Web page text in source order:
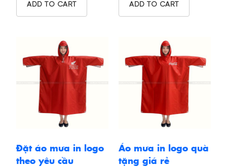
ADD TO CART ADD TO CART
Đặt áo mưa in logo
theo yêu cầu
Áo mưa in logo quà
tặng giá rẻ